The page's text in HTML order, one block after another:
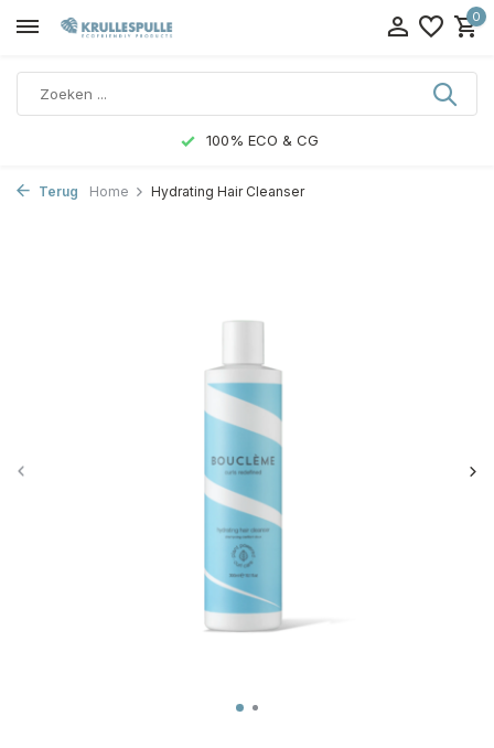
0
100% ECO & CG
Terug Home Hydrating Hair Cleanser